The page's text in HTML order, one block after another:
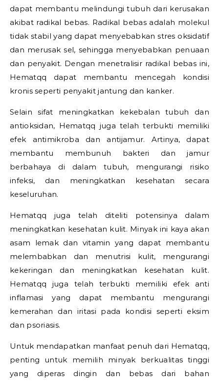
dapat membantu melindungi tubuh dari kerusakan
akibat radikal bebas. Radikal bebas adalah molekul
tidak stabil yang dapat menyebabkan stres oksidatif
dan merusak sel, sehingga menyebabkan penuaan
dan penyakit. Dengan menetralisir radikal bebas ini,
Hematqq dapat membantu mencegah kondisi
kronis seperti penyakit jantung dan kanker.
Selain sifat meningkatkan kekebalan tubuh dan
antioksidan, Hematqq juga telah terbukti memiliki
efek antimikroba dan antijamur. Artinya, dapat
membantu membunuh bakteri dan jamur
berbahaya di dalam tubuh, mengurangi risiko
infeksi, dan meningkatkan kesehatan secara
keseluruhan.
Hematqq juga telah diteliti potensinya dalam
meningkatkan kesehatan kulit. Minyak ini kaya akan
asam lemak dan vitamin yang dapat membantu
melembabkan dan menutrisi kulit, mengurangi
kekeringan dan meningkatkan kesehatan kulit.
Hematqq juga telah terbukti memiliki efek anti
inflamasi yang dapat membantu mengurangi
kemerahan dan iritasi pada kondisi seperti eksim
dan psoriasis.
Untuk mendapatkan manfaat penuh dari Hematqq,
penting untuk memilih minyak berkualitas tinggi
yang diperas dingin dan bebas dari bahan